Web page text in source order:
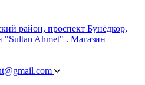
район, проспект Бунёдкор,
"Sultan Ahmet" . Магазин